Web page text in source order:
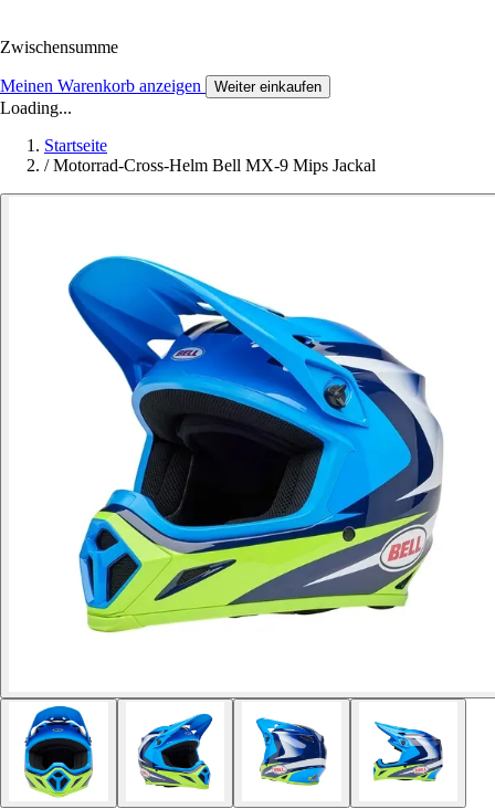
Zwischensumme
Meinen Warenkorb anzeigen Weiter einkaufen
Loading...
Startseite
/ Motorrad-Cross-Helm Bell MX-9 Mips Jackal